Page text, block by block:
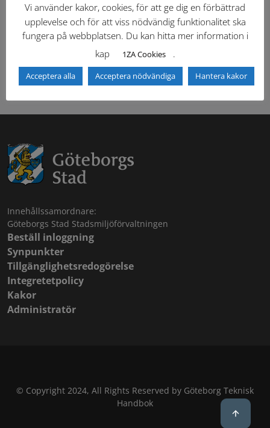
Tidigare versioner Nyheter
Säkerhetsordningen
Innehållssamordnare:
Göteborgs Stad Stadsmiljöförvaltningen
Beställ inloggning
Synpunkter
Tillgänglighetsredogörelse
Integretetpolicy
Kakor
Administratör
© Copyright 2024, All Rights Reserved by Göteborg Teknisk
Handbok
Back to
Vi använder kakor, cookies, för att ge dig en förbättrad
upplevelse och för att viss nödvändig funktionalitet ska
fungera på webbplatsen. Du kan hitta mer information i
kap
1ZA Cookies .
Acceptera alla Acceptera nödvändiga Hantera kakor